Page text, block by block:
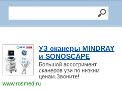
УЗ сканеры MINDRAY
и SONOSCAPE
Большой ассотримент
сканеров узи по низким
ценам.Звоните!
www.rosmed.ru